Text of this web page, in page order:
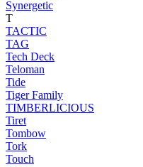
Synergetic
T
TACTIC
TAG
Tech Deck
Teloman
Tide
Tiger Family
TIMBERLICIOUS
Tiret
Tombow
Tork
Touch